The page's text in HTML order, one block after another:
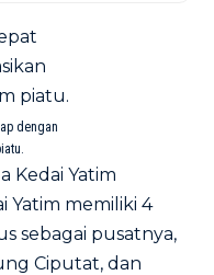
dengan
Kedai Yatim
Yatim memiliki 4
sebagai pusatnya,
Ciputat, dan